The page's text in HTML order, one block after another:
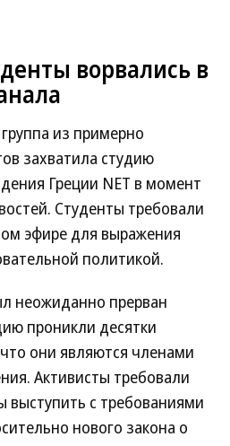
ворвались в
из примерно
захватила студию
Греции NET в момент
Студенты требовали
эфире для выражения
политикой.
неожиданно прерван
проникли десятки
они являются членами
Активисты требовали
выступить с требованиями
нового закона о